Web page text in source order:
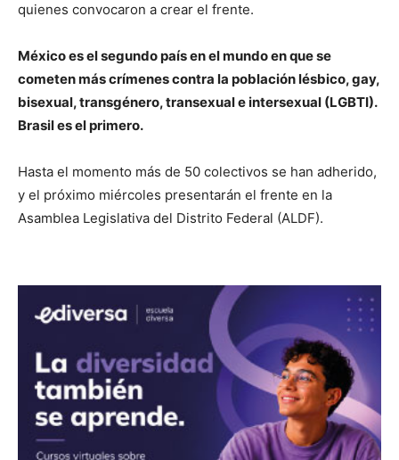
quienes convocaron a crear el frente.
México es el segundo país en el mundo en que se
cometen más crímenes contra la población lésbico, gay,
bisexual, transgénero, transexual e intersexual (LGBTI).
Brasil es el primero.
Hasta el momento más de 50 colectivos se han adherido,
y el próximo miércoles presentarán el frente en la
Asamblea Legislativa del Distrito Federal (ALDF).